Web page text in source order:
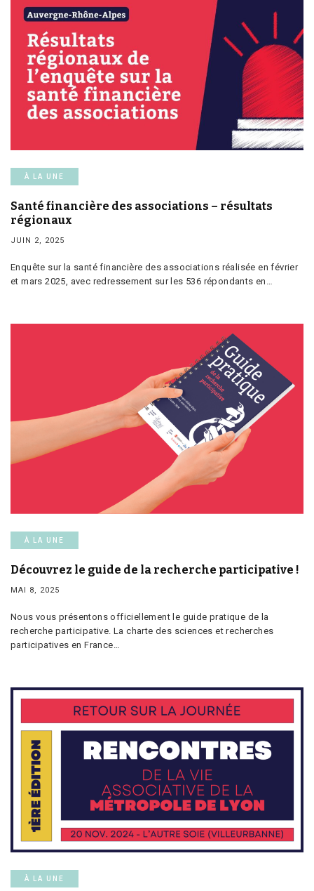
À LA UNE
Santé financière des associations – résultats
régionaux
JUIN 2, 2025
Enquête sur la santé financière des associations réalisée en février
et mars 2025, avec redressement sur les 536 répondants en…
À LA UNE
Découvrez le guide de la recherche participative !
MAI 8, 2025
Nous vous présentons officiellement le guide pratique de la
recherche participative. La charte des sciences et recherches
participatives en France…
À LA UNE